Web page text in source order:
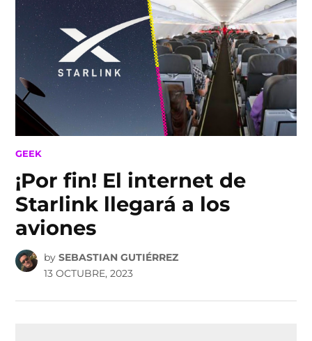
content
POSTED
GEEK
¡Por fin! El internet de
Starlink llegará a los
aviones
by SEBASTIAN GUTIÉRREZ
13 OCTUBRE, 2023